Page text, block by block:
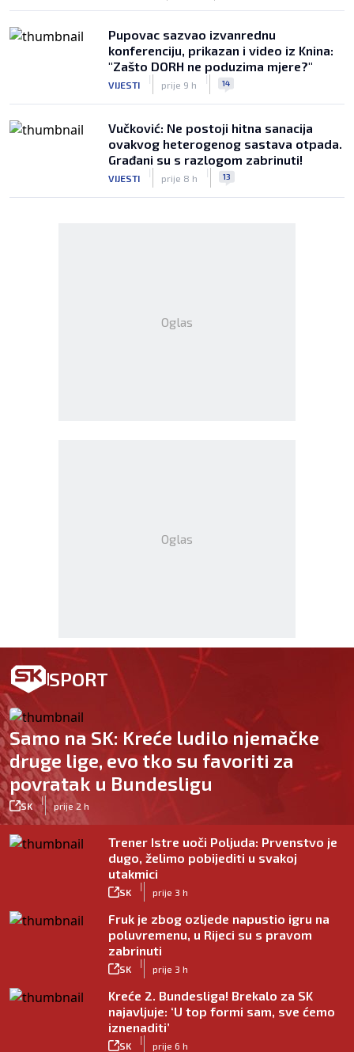
Pupovac sazvao izvanrednu
konferenciju, prikazan i video iz Knina:
"Zašto DORH ne poduzima mjere?"
VIJESTI
|
prije 9 h
| 14
Vučković: Ne postoji hitna sanacija
ovakvog heterogenog sastava otpada.
Građani su s razlogom zabrinuti!
VIJESTI
|
prije 8 h
| 13
Oglas
Oglas
SPORT
Samo na SK: Kreće ludilo njemačke
druge lige, evo tko su favoriti za
povratak u Bundesligu
SK
|
prije 2 h
Trener Istre uoči Poljuda: Prvenstvo je
dugo, želimo pobijediti u svakoj
utakmici
SK
|
prije 3 h
Fruk je zbog ozljede napustio igru na
poluvremenu, u Rijeci su s pravom
zabrinuti
SK
|
prije 3 h
Kreće 2. Bundesliga! Brekalo za SK
najavljuje: ‘U top formi sam, sve ćemo
iznenaditi’
SK
|
prije 6 h